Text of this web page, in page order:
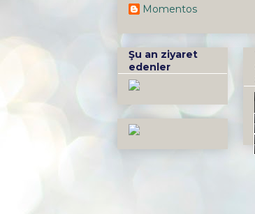
Momentos
Şu an ziyaret
edenler